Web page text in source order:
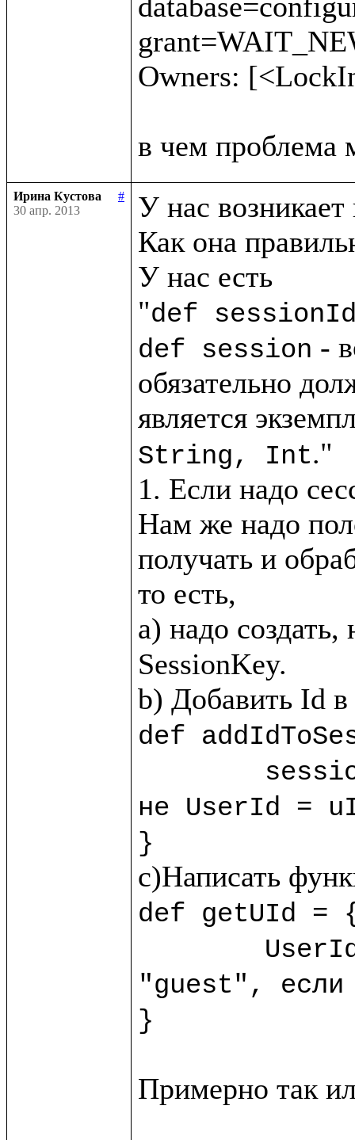
Owners:
Ирина Кустова
#
30 апр. 2013
У нас
Как она
У нас есть
"def
def session -
обязательно
является
String, Int."
1. Если надо
Нам же надо
получать и
то есть,
a) надо
SessionKey.
def
не UserId =
}
def getUId =
"guest", если
}
Примерно так